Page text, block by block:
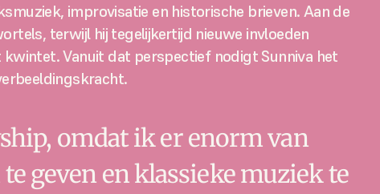
improvisatie en historische brieven. Aan de
terwijl hij tegelijkertijd nieuwe invloeden
Vanuit dat perspectief nodigt Sunniva het
omdat ik er enorm van
geven en klassieke muziek te